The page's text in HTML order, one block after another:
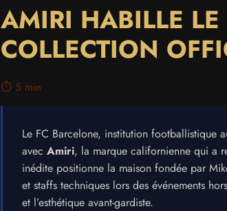
AMIRI HABILLE
COLLECTION
⏱️ 5 min
Le FC Barcelone, institution footballistique
avec Amiri, la marque californienne qui a
inédite positionne la maison fondée par
et staffs techniques lors des événements
et l’esthétique avant-gardiste.